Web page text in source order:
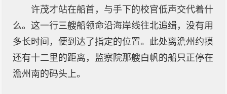
许茂才站在船首，与手下的校官低声交代着什
么。这一行三艘船领命沿海岸线往北追缉，没有用
多长时间，便到达了指定的位置。此处离澹州约摸
还有十二里的距离，监察院那艘白帆的船只正停在
澹州南的码头上。